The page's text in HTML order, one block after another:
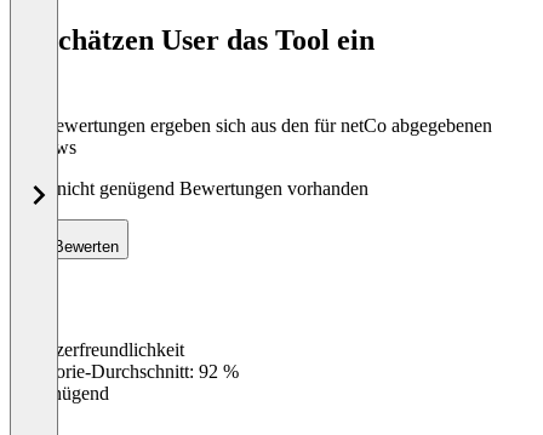
So schätzen User das Tool ein
Die Bewertungen ergeben sich aus den für netCo abgegebenen
Reviews
Noch nicht genügend Bewertungen vorhanden
Bewerten
Benutzerfreundlichkeit
Kategorie-Durchschnitt: 92 %
Ungenügend